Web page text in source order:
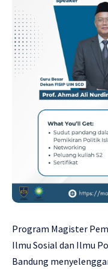
Program Magister
Ilmu Sosial dan Ilmu
Bandung